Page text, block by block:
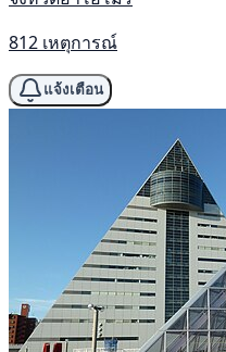
812 เหตุการณ์
แจ้งเตือน